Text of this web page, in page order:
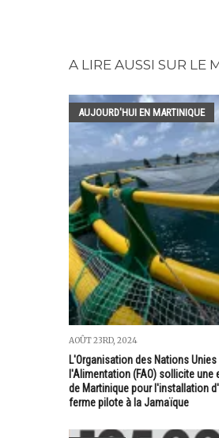
A LIRE AUSSI SUR LE
AUJOURD'HUI EN MARTINIQUE
AOÛT 23RD, 2024
L'Organisation des Nations
l'Alimentation (FAO) sollicite une
de Martinique pour l'installation
ferme pilote à la Jamaïque